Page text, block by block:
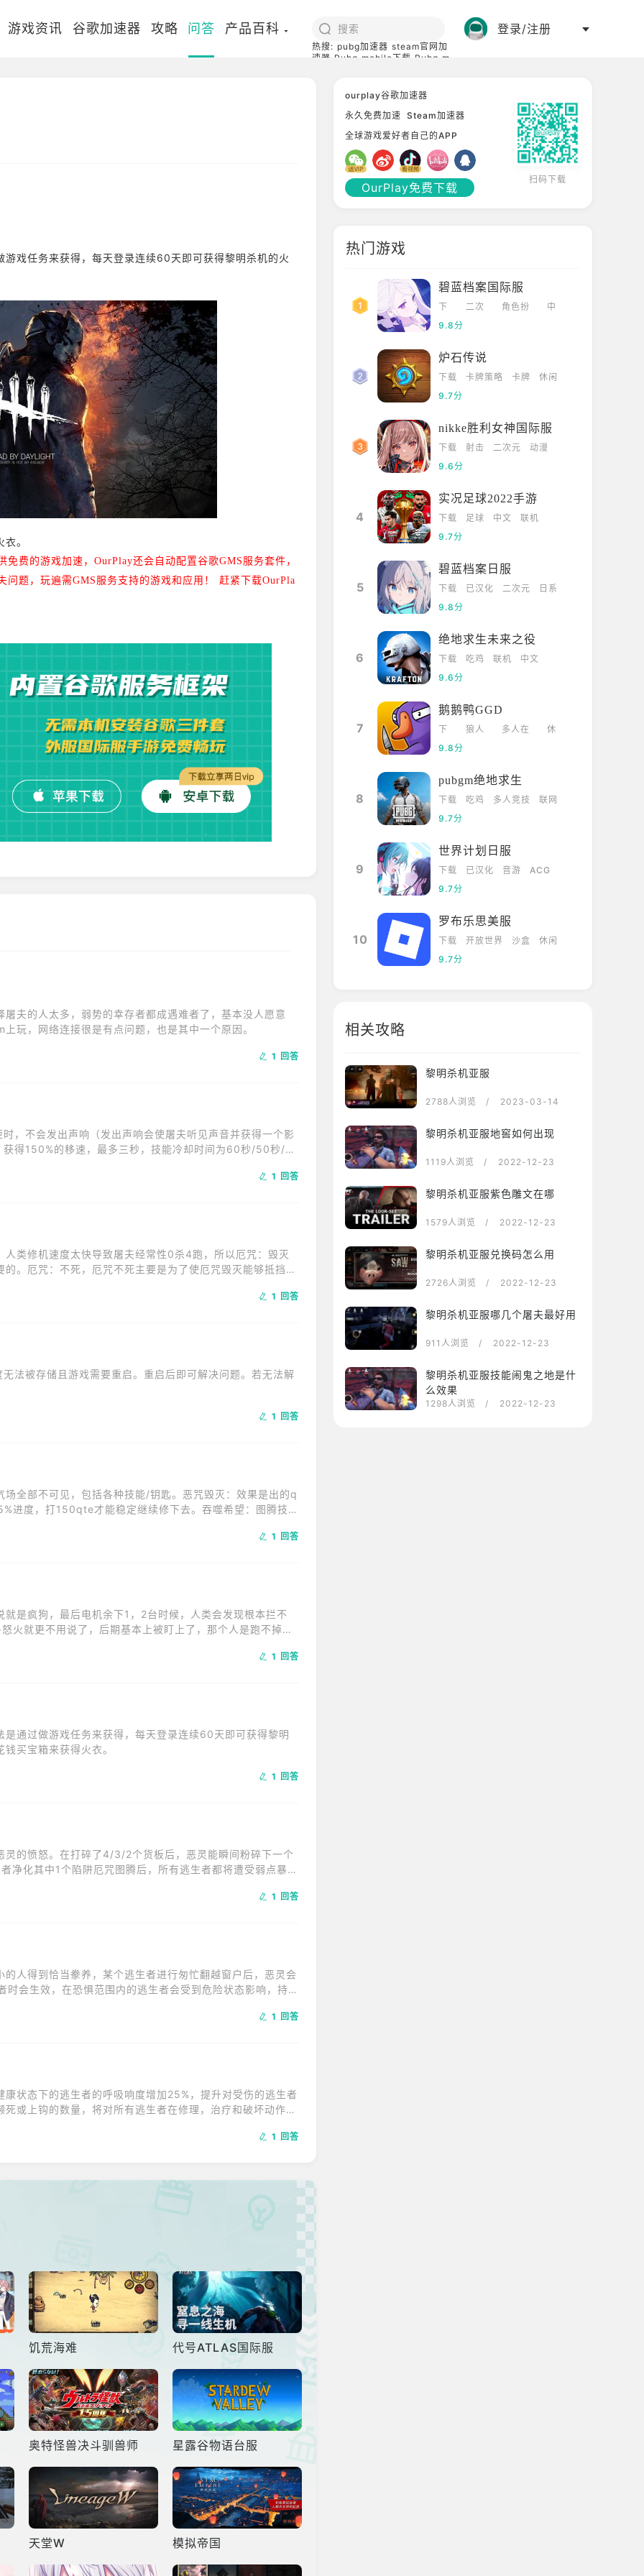
游戏资讯 谷歌加速器 攻略 问答 产品百科
热搜: pubg加速器 steam官网加
速器 Pubg mobile下载 Pubg m
登录/注册
戏任务来获得，每天登录连续60天即可获得黎明杀机的火
。
免费的游戏加速， OurPlay还会自动配置谷歌GMS服务套件，
问题，玩遍需GMS服务支持的游戏和应用！ 赶紧下载OurPla
夫的人太多，弱势的幸存者都成遇难者了，基本没人愿意
玩，网络连接很是有点问题，也是其中一个原因。
1 回答
，不会发出声响（发出声响会使屠夫听见声音并获得一个影
获得150%的移速，最多三秒，技能冷却时间为60秒/50秒/4
1 回答
类修机速度太快导致屠夫经常性0杀4跑，所以厄咒：毁灭
。厄咒：不死，厄咒不死主要是为了使厄咒毁灭能够抵挡一
1 回答
法被存储且游戏需要重启。重启后即可解决问题。若无法解
1 回答
全部不可见，包括各种技能/钥匙。恶咒毁灭：效果是出的q
进度，打150qte才能稳定继续修下去。吞噬希望：图腾技
1 回答
是疯狗，最后电机余下1，2台时候，人类会发现根本拦不
火就更不用说了，后期基本上被盯上了，那个人是跑不掉
1 回答
通过做游戏任务来获得，每天登录连续60天即可获得黎明
买宝箱来获得火衣。
1 回答
的愤怒。在打碎了4/3/2个货板后，恶灵能瞬间粉碎下一个
净化其中1个陷阱厄咒图腾后，所有逃生者都将遭受弱点暴露
1 回答
人得到恰当豢养，某个逃生者进行匆忙翻越窗户后，恶灵会
会生效，在恐惧范围内的逃生者会受到危险状态影响，持续
1 回答
状态下的逃生者的呼吸响度增加25%，提升对受伤的逃生者
或上钩的数量，将对所有逃生者在修理，治疗和破坏动作上
1 回答
饥荒海难 代号ATLAS国际服
奥特怪兽决斗驯兽师 星露谷物语台服
天堂W 模拟帝国
ourplay谷歌加速器
永久免费加速 Steam加速器
全球游戏爱好者自己的APP
OurPlay免费下载
扫码下载
热门游戏
碧蓝档案国际服
下
载
二次
角色扮
中
9.8分
炉石传说
下载 卡牌策略 卡牌
休闲
9.7分
nikke胜利女神国际服
下载 射击 二次元
动漫
9.6分
4
实况足球2022手游
下载 足球 中文
联机
9.7分
5
碧蓝档案日服
下载 已汉化 二次元
日系
9.8分
6
绝地求生未来之役
下载 吃鸡 联机
中文
9.6分
7
鹅鹅鸭GGD
下
载
狼人
多人在
休
9.8分
8
pubgm绝地求生
下载 吃鸡 多人竞技
联网
9.7分
9
世界计划日服
下载 已汉化 音游
ACG
9.7分
10
罗布乐思美服
下载 开放世界 沙盒
休闲
9.7分
相关攻略
黎明杀机亚服
2788人浏览 / 2023-03-14
黎明杀机亚服地窖如何出现
1119人浏览 / 2022-12-23
黎明杀机亚服紫色雕文在哪
1579人浏览 / 2022-12-23
黎明杀机亚服兑换码怎么用
2726人浏览 / 2022-12-23
黎明杀机亚服哪几个屠夫最好用
911人浏览 / 2022-12-23
黎明杀机亚服技能闹鬼之地是什
么效果
1298人浏览 / 2022-12-23